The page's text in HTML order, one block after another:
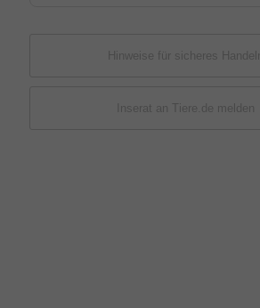
Hinweise für sicheres Handeln
Inserat an Tiere.de melden